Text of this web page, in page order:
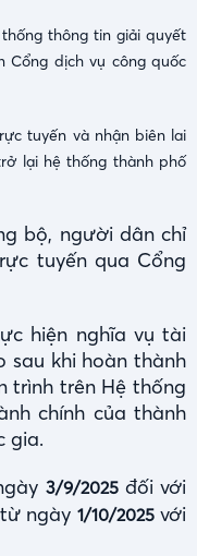
thông tin giải quyết
Cổng dịch vụ công quốc
tuyến và nhận biên lai
lại hệ thống thành phố
bộ, người dân chỉ
tuyến qua Cổng
hiện nghĩa vụ tài
sau khi hoàn thành
trình trên Hệ thống
chính của thành
gia.
3/9/2025đối với
ngày 1/10/2025với